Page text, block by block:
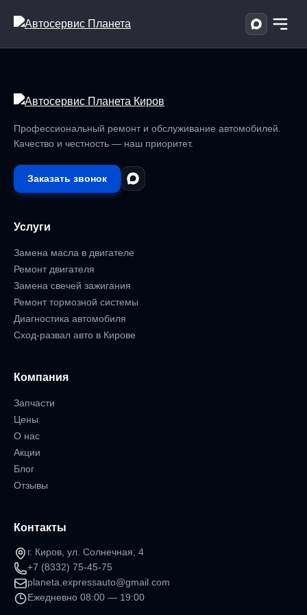
Профессиональный ремонт и обслуживание автомобилей.
Качество и честность — наш приоритет.
Заказать звонок
Услуги
Замена масла в двигателе
Ремонт двигателя
Замена свечей зажигания
Ремонт тормозной системы
Диагностика автомобиля
Сход-развал авто в Кирове
Компания
Запчасти
Цены
О нас
Акции
Блог
Отзывы
Контакты
г. Киров, ул. Солнечная, 4
+7 (8332) 75-45-75
planeta.expressauto@gmail.com
Ежедневно 08:00 — 19:00